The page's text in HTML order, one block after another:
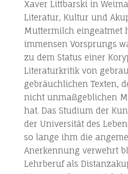
Xaver Littbarski in
Literatur, Kultur und
Muttermilch eingeatmet
immensen Vorsprungs
zu dem Status einer
Literaturkritik von
gebräuchlichen Texten,
nicht unmaßgeblichen
hat. Das Studium der
der Universität des
so lange ihm die
Anerkennung verwehrt
Lehrberuf als